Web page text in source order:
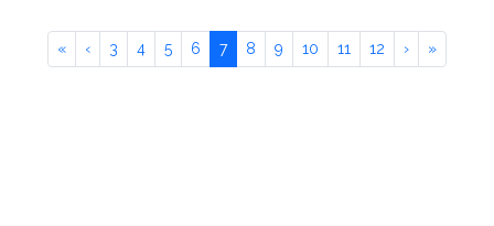
« ‹ 3 4 5 6 7 8 9 10 11 12 › »